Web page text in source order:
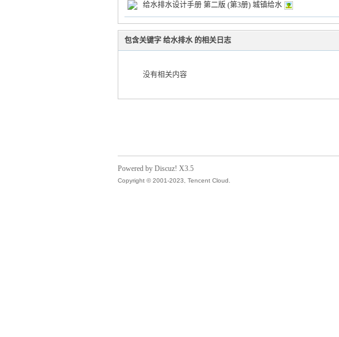
给水排水设计手册 第二版 (第3册) 城镇给水
包含关键字 给水排水 的相关日志
没有相关内容
Powered by Discuz! X3.5
Copyright © 2001-2023, Tencent Cloud.